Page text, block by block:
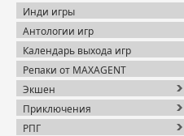
Инди игры
Антологии игр
Календарь выхода игр
Репаки от MAXAGENT
Экшен
Приключения
РПГ